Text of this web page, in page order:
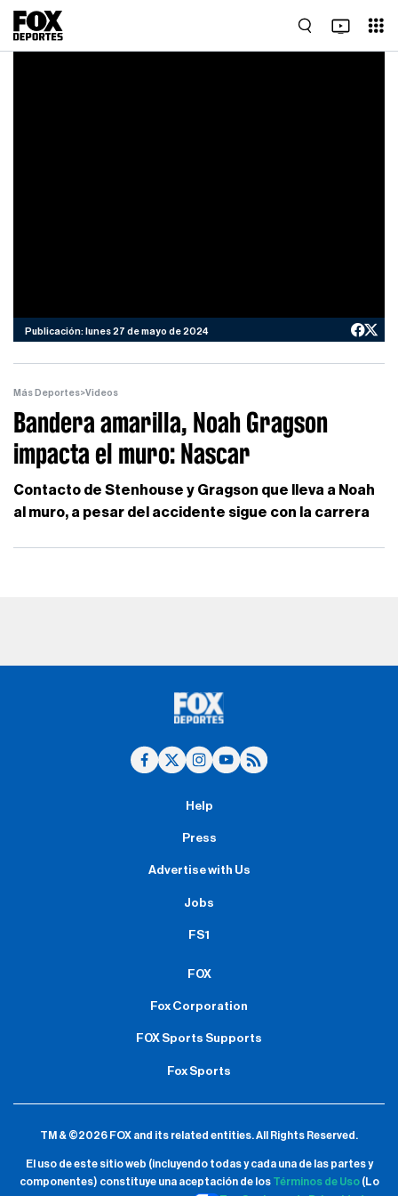
Publicación: lunes 27 de mayo de 2024
Más Deportes>Videos
Bandera amarilla, Noah Gragson
impacta el muro: Nascar
Contacto de Stenhouse y Gragson que lleva a Noah
al muro, a pesar del accidente sigue con la carrera
Help
Press
Advertise with Us
Jobs
FS1
FOX
Fox Corporation
FOX Sports Supports
Fox Sports
TM & ©2026 FOX and its related entities.All Rights Reserved.
El uso de este sitio web (incluyendo todas y cada una de las partes y
componentes) constituye una aceptación de los Términos de Uso(Lo